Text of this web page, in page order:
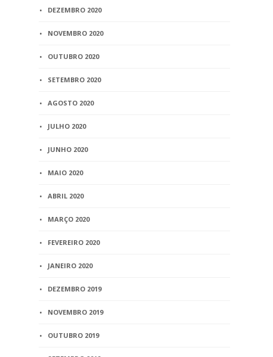
DEZEMBRO 2020
NOVEMBRO 2020
OUTUBRO 2020
SETEMBRO 2020
AGOSTO 2020
JULHO 2020
JUNHO 2020
MAIO 2020
ABRIL 2020
MARÇO 2020
FEVEREIRO 2020
JANEIRO 2020
DEZEMBRO 2019
NOVEMBRO 2019
OUTUBRO 2019